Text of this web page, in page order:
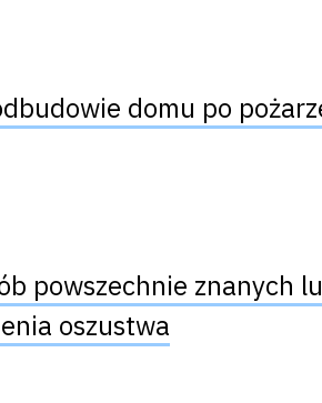
domu po
powszechnie znanych
oszustwa